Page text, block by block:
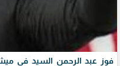
فوز عبد الرحمن السيد في